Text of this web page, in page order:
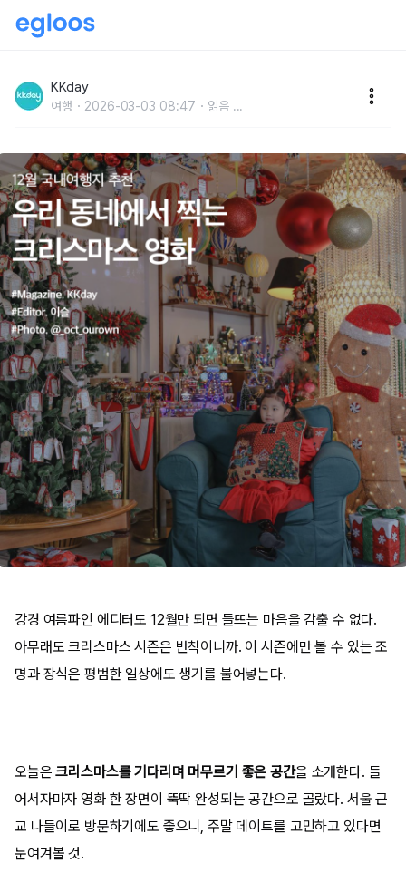
영화 KKday
여행 2026-03-03 08:47 읽음 ...
강경 여름파인 에디터도 12월만 되면 들뜨는 마음을 감출 수 없다.
아무래도 크리스마스 시즌은 반칙이니까. 이 시즌에만 볼 수 있는 조
명과 장식은 평범한 일상에도 생기를 불어넣는다.
오늘은크리스마스를 기다리며 머무르기 좋은 공간을 소개한다. 들
어서자마자 영화 한 장면이 뚝딱 완성되는 공간으로 골랐다. 서울 근
교 나들이로 방문하기에도 좋으니, 주말 데이트를 고민하고 있다면
눈여겨볼 것.